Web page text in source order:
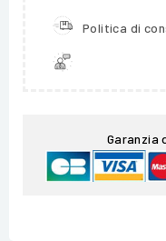
Politica di
Garanzia